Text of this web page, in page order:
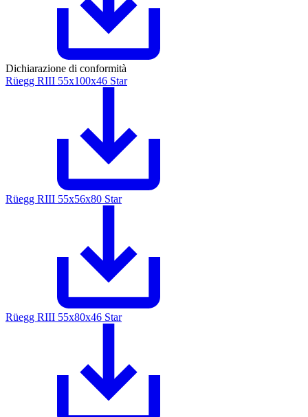
Dichiarazione di conformità
Rüegg RIII 55x100x46 Star
Rüegg RIII 55x56x80 Star
Rüegg RIII 55x80x46 Star